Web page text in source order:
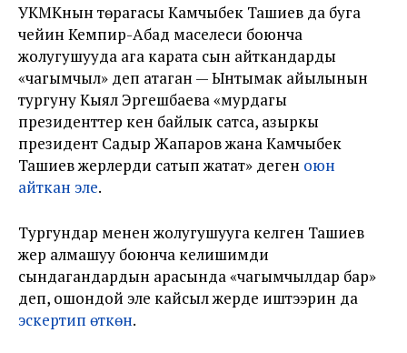
УКМКнын төрагасы Камчыбек Ташиев да буга
чейин Кемпир-Абад маселеси боюнча
жолугушууда ага карата сын айткандарды
«чагымчыл» деп атаган — Ынтымак айылынын
тургуну Кыял Эргешбаева «мурдагы
президенттер кен байлык сатса, азыркы
президент Садыр Жапаров жана Камчыбек
Ташиев жерлерди сатып жатат» деген оюн
айткан эле.
Тургундар менен жолугушууга келген Ташиев
жер алмашуу боюнча келишимди
сындагандардын арасында «чагымчылдар бар»
деп, ошондой эле кайсыл жерде иштээрин да
эскертип өткөн.